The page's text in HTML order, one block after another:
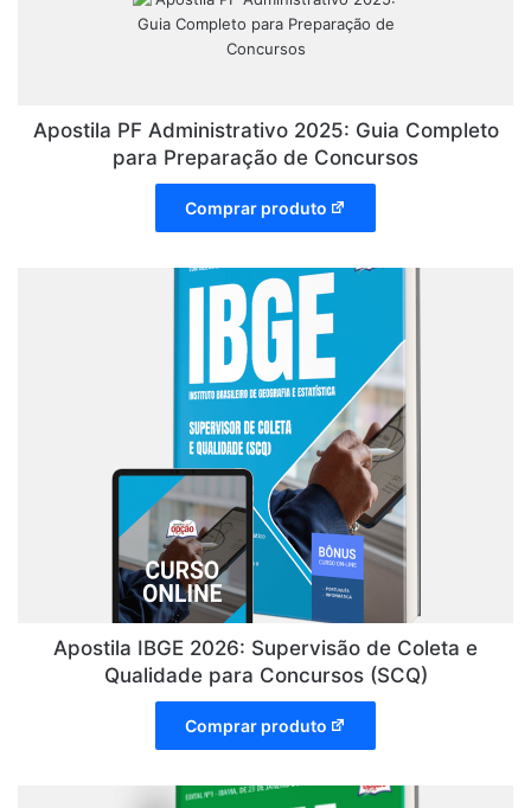
Apostila PF Administrativo 2025: Guia Completo
para Preparação de Concursos
Comprar produto
Apostila IBGE 2026: Supervisão de Coleta e
Qualidade para Concursos (SCQ)
Comprar produto